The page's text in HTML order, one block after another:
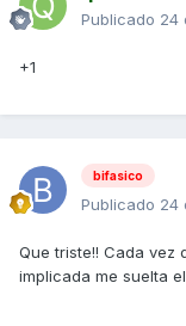
Publicado 24
+1
bifasico
Publicado 24
Que triste!! Cada vez
implicada me suelta